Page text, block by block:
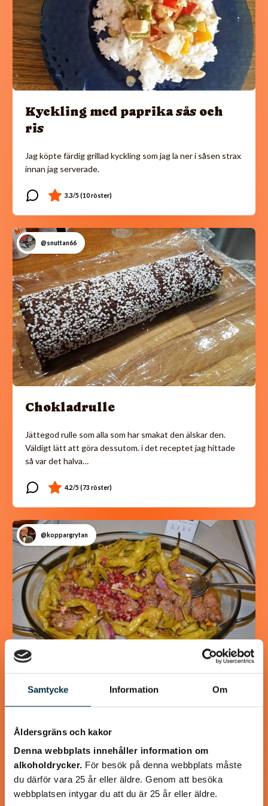
Samtycke Information Om
Åldersgräns och kakor
Denna webbplats innehåller information om
alkoholdrycker. För besök på denna webbplats måste
du därför vara 25 år eller äldre. Genom att besöka
webbplatsen intygar du att du är 25 år eller äldre.
Kyckling med paprika sås och
ris
Jag köpte färdig grillad kyckling som jag la ner i såsen strax
innan jag serverade.
@snuttan66
Chokladrulle
Jättegod rulle som alla som har smakat den älskar den.
Väldigt lätt att göra dessutom. i det receptet jag hittade
så var det halva…
@koppargrytan
Turkisk köfte
En längtan till Turkisk mat
@heartfriend